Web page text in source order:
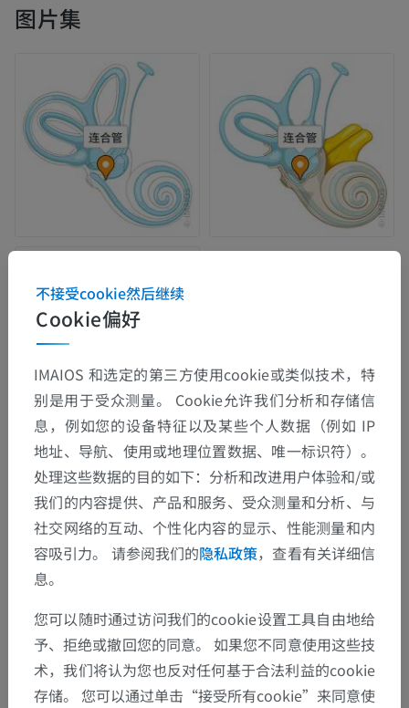
图片集
解剖层次
人体解剖学2
人体
膜迷路> 前庭迷路> 连合管
这个解剖部位没有子结构
Cookie偏好
不接受cookie然后继续
IMAIOS 和选定的第三方使用cookie或类似技术，特
别是用于受众测量。 Cookie允许我们分析和存储信
息，例如您的设备特征以及某些个人数据（例如 IP
地址、导航、使用或地理位置数据、唯一标识符）。
处理这些数据的目的如下：分析和改进用户体验和/或
我们的内容提供、产品和服务、受众测量和分析、与
社交网络的互动、个性化内容的显示、性能测量和内
容吸引力。 请参阅我们的隐私政策，查看有关详细信
息。
您可以随时通过访问我们的cookie设置工具自由地给
予、拒绝或撤回您的同意。 如果您不同意使用这些技
术，我们将认为您也反对任何基于合法利益的cookie
存储。 您可以通过单击“接受所有cookie”来同意使